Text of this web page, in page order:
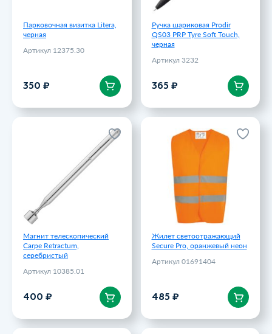
Парковочная визитка Litera,
черная
Артикул 12375.30
350 ₽В корзину
Ручка шариковая Prodir
QS03 PRP Tyre Soft Touch,
черная
Артикул 3232
365 ₽В корзину
Магнит телескопический
Carpe Retractum,
серебристый
Артикул 10385.01
400 ₽
Магнит телескопический
Carpe Retractum,
серебристый
Артикул 10385.01
В корзину
Жилет светоотражающий
Secure Pro, оранжевый неон
Артикул 01691404
485 ₽
Жилет светоотражающий
Secure Pro, оранжевый неон
Артикул 01691404
485 ₽
В корзину